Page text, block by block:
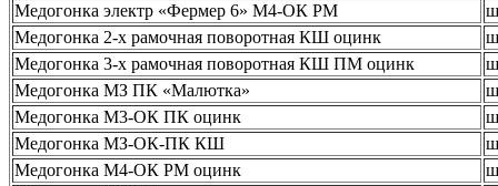
Медогонка электр «Фермер 6» М4-ОК РМ
Медогонка 2-х рамочная поворотная КШ оцинк
Медогонка 3-х рамочная поворотная КШ ПМ оцинк
Медогонка МЗ ПК «Малютка»
Медогонка М3-ОК ПК оцинк
Медогонка МЗ-ОК-ПК КШ
Медогонка М4-ОК РМ оцинк